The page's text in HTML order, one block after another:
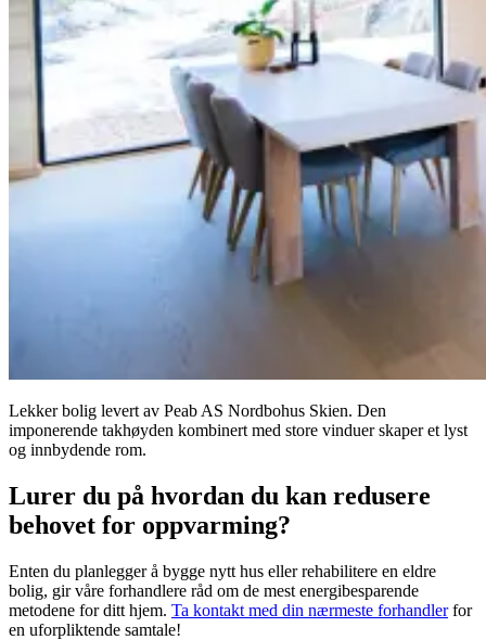
Lekker bolig levert av Peab AS Nordbohus Skien. Den
imponerende takhøyden kombinert med store vinduer skaper et lyst
og innbydende rom.
Lurer du på hvordan du kan redusere
behovet for oppvarming?
Enten du planlegger å bygge nytt hus eller rehabilitere en eldre
bolig, gir våre forhandlere råd om de mest energibesparende
metodene for ditt hjem. Ta kontakt med din nærmeste forhandlerfor
en uforpliktende samtale!